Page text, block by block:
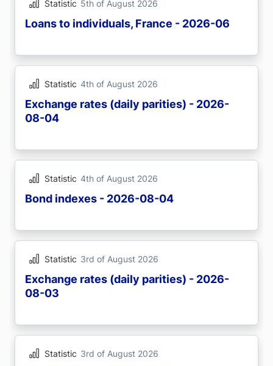
Statistic 5th of August 2026
Loans to individuals, France - 2026-06
Statistic 4th of August 2026
Exchange rates (daily parities) - 2026-
08-04
Statistic 4th of August 2026
Bond indexes - 2026-08-04
Statistic 3rd of August 2026
Exchange rates (daily parities) - 2026-
08-03
Statistic 3rd of August 2026